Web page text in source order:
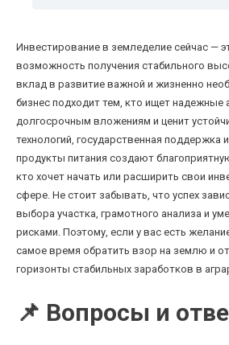
Инвестирование в земледелие сейчас —
возможность получения стабильного
вклад в развитие важной и жизненно
бизнес подходит тем, кто ищет надежные
долгосрочным вложениям и ценит
технологий, государственная поддержка
продукты питания создают
кто хочет начать или расширить свои
сфере. Не стоит забывать, что успех
выбора участка, грамотного анализа и
рисками. Поэтому, если у вас есть
самое время обратить взор на землю и
горизонты стабильных заработков в
📌 Вопросы и